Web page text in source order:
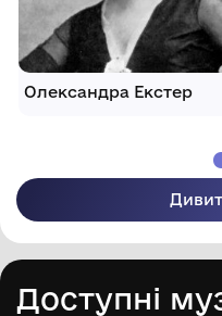
Олександра Екстер
Доступні